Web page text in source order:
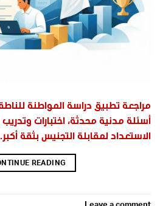
مراجعة تطبيق دراسة المواطنة
أسئلة مدنية محدثة، اختبارات
الاستعداد لمقابلة التجنيس بثقة أكبر.
READING